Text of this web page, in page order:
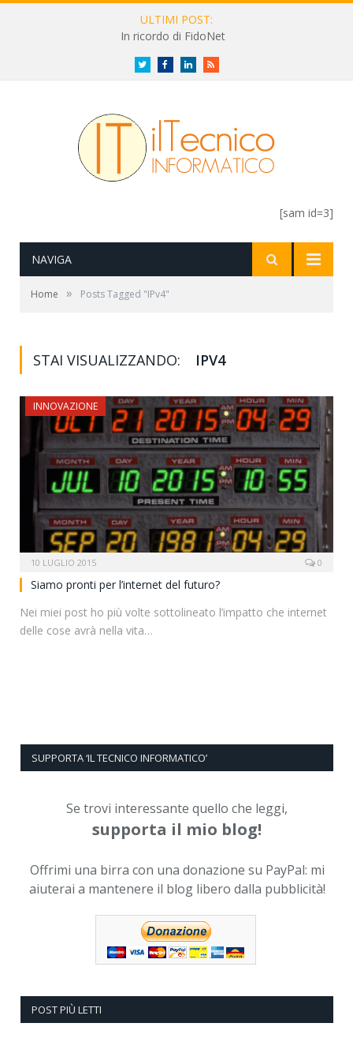
ULTIMI POST:
In ricordo di FidoNet
Twitter FacebookLinkedInRSS
[sam id=3]
NAVIGA
Home » Posts Tagged "IPv4"
STAI VISUALIZZANDO: IPV4
INNOVAZIONE
10 LUGLIO 2015 0
Siamo pronti per l’internet del futuro?
Nei miei post ho più volte sottolineato l’impatto che internet
delle cose avrà nella vita…
SUPPORTA ‘IL TECNICO INFORMATICO’
Se trovi interessante quello che leggi,
supporta il mio blog!
Offrimi una birra con una donazione su PayPal: mi
aiuterai a mantenere il blog libero dalla pubblicità!
POST PIÙ LETTI